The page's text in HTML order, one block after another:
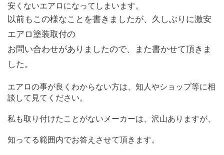
安くないエアロになってしまいます。
以前もこの様なことを書きましたが、久しぶりに激安
エアロ塗装取付の
お問い合わせがありましたので、また書かせて頂きま
した。
エアロの事が良くわからない方は、知人やショップ等に相
談して見てください。
私も取り付けたことがないメーカーは、沢山ありますが、
知ってる範囲内でお答えさせて頂きます。